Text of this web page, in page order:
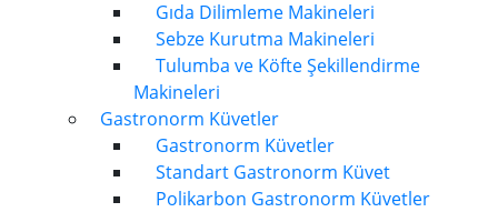
Gıda Dilimleme Makineleri
Sebze Kurutma Makineleri
Tulumba ve Köfte Şekillendirme
Makineleri
Gastronorm Küvetler
Gastronorm Küvetler
Standart Gastronorm Küvet
Polikarbon Gastronorm Küvetler